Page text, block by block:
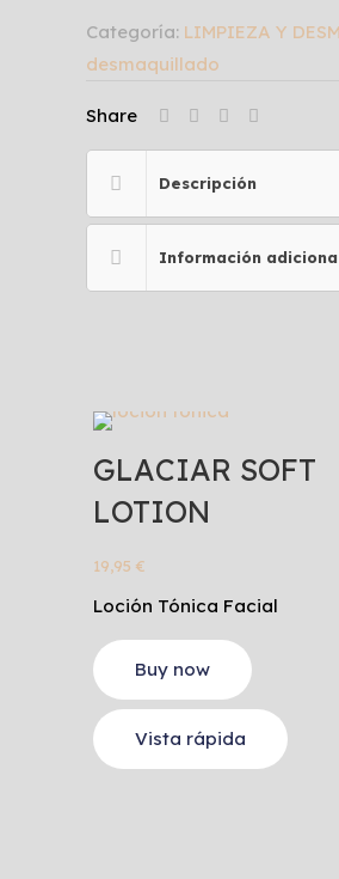
Categoría: LIMPIEZA Y
desmaquillado
Share
Descripción
Información
GLACIAR SOFT
LOTION
19,95 €
Loción Tónica Facial
Buy now
Vista rápida